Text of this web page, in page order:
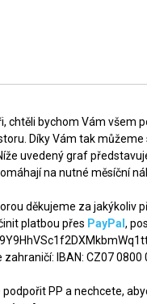
chtěli bychom Vám všem
Díky Vám tak
uvedený graf
na nutné měsíční
děkujeme za jakýkoliv
platbou přes PayPal ,
IBAN: CZ07 0800
podpořit PP a nechcete,